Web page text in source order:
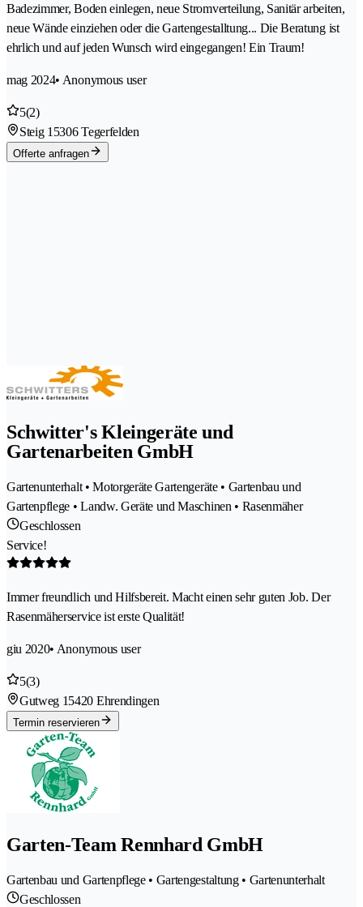
Badezimmer, Boden einlegen, neue Stromverteilung, Sanitär arbeiten,
neue Wände einziehen oder die Gartengestalltung... Die Beratung ist
ehrlich und auf jeden Wunsch wird eingegangen! Ein Traum!
mag 2024• Anonymous user
5(2)
Steig 1 5306 Tegerfelden
Offerte anfragen
Schwitter's Kleingeräte und
Gartenarbeiten GmbH
Gartenunterhalt • Motorgeräte Gartengeräte • Gartenbau und
Gartenpflege • Landw. Geräte und Maschinen • Rasenmäher
Geschlossen
Service!
Immer freundlich und Hilfsbereit. Macht einen sehr guten Job. Der
Rasenmäherservice ist erste Qualität!
giu 2020• Anonymous user
5(3)
Gutweg 15420 Ehrendingen
Termin reservieren
Garten-Team Rennhard GmbH
Gartenbau und Gartenpflege • Gartengestaltung • Gartenunterhalt
Geschlossen